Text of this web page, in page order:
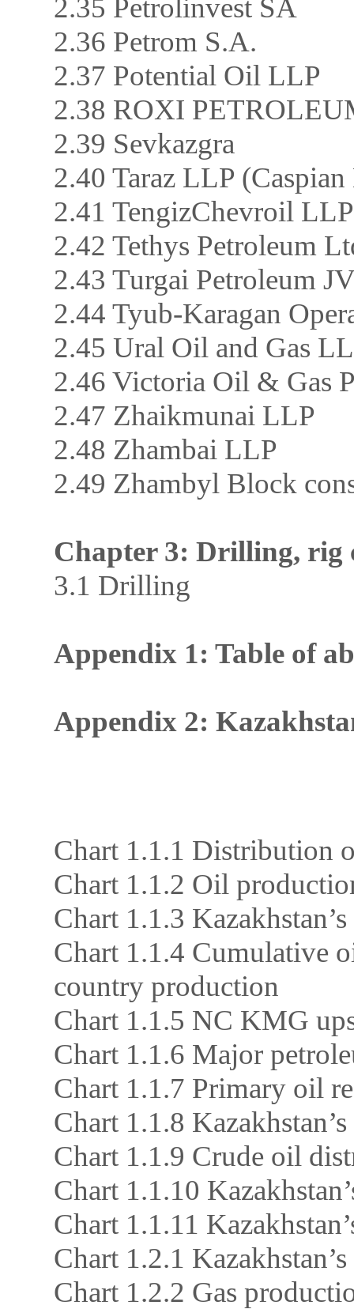
2.35 Petrolinvest SA
2.36 Petrom S.A.
2.37 Potential Oil LLP
2.38 ROXI
2.39 Sevkazgra
2.40 Taraz LLP
2.41 TengizChevroil
2.42 Tethys Petroleum
2.43 Turgai Petroleum
2.44 Tyub-Karagan
2.45 Ural Oil and Gas
2.46 Victoria Oil & Gas
2.47 Zhaikmunai LLP
2.48 Zhambai LLP
2.49 Zhambyl Block
Chapter 3: Drilling, rig
3.1 Drilling
Appendix 1: Table of
Appendix 2:
Chart 1.1.1 Distribution
Chart 1.1.2 Oil
Chart 1.1.3
Chart 1.1.4 Cumulative
country production
Chart 1.1.5 NC KMG
Chart 1.1.6 Major
Chart 1.1.7 Primary oil
Chart 1.1.8
Chart 1.1.9 Crude oil
Chart 1.1.10
Chart 1.1.11
Chart 1.2.1
Chart 1.2.2 Gas